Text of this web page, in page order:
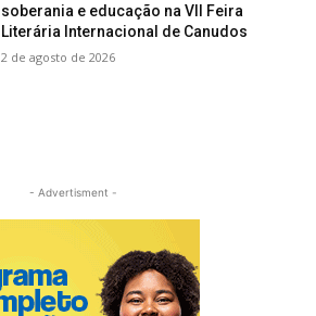
soberania e educação na VII Feira
Literária Internacional de Canudos
2 de agosto de 2026
- Advertisment -